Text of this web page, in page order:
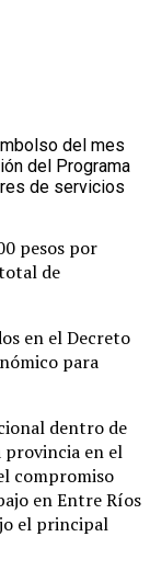
del mes
del Programa
de servicios
pesos por
de
en el Decreto
para
dentro de
en el
compromiso
en Entre Ríos
el principal